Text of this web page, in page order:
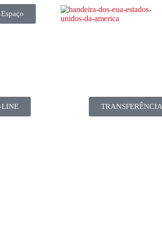
LINE TRANSFERÊNCIA